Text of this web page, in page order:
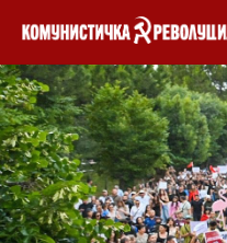
Skip
content